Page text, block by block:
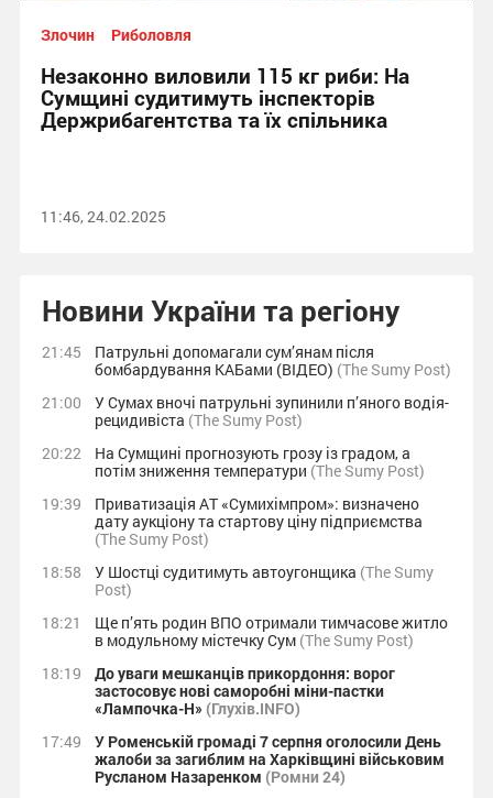
Злочин Риболовля
Незаконно виловили 115 кг риби: На
Сумщині судитимуть інспекторів
Держрибагентства та їх спільника
11:46, 24.02.2025
Новини України та регіону
21:45
Патрульні допомагали сум’янам після
бомбардування КАБами (ВІДЕО) (The Sumy Post)
21:00
У Сумах вночі патрульні зупинили п’яного водія-
рецидивіста (The Sumy Post)
20:22
На Сумщині прогнозують грозу із градом, а
потім зниження температури (The Sumy Post)
19:39
Приватизація АТ «Сумихімпром»: визначено
дату аукціону та стартову ціну підприємства
(The Sumy Post)
18:58
У Шостці судитимуть автоугонщика (The Sumy
Post)
18:21
Ще п’ять родин ВПО отримали тимчасове житло
в модульному містечку Сум (The Sumy Post)
18:19
До уваги мешканців прикордоння: ворог
застосовує нові саморобні міни-пастки
«Лампочка-Н» (Глухів.INFO)
17:49
У Роменській громаді 7 серпня оголосили День
жалоби за загиблим на Харківщині військовим
Русланом Назаренком (Ромни 24)